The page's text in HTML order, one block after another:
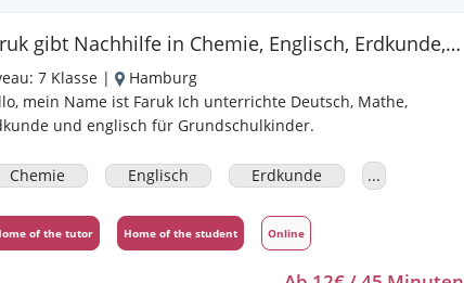
Faruk gibt Nachhilfe in Chemie, Englisch, Erdkunde, Wirtschaft, Deutsch (Schule), Mathe
7 Klasse |
Hamburg
mein Name ist Faruk Ich unterrichte Deutsch, Mathe,
und englisch für Grundschulkinder.
Chemie Englisch Erdkunde ...
of the tutor Home of the student Online